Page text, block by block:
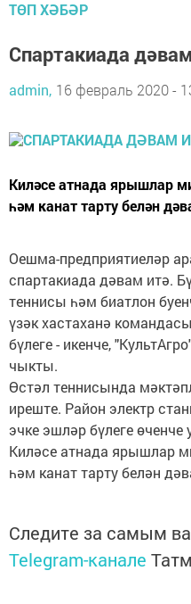
ТӨП ХӘБӘР
Спартакиада
admin, 16 февраль 2020 -
Киләсе атнада ярышлар
һәм канат тарту белән
Оешма-предприятиеләр
спартакиада дәвам итә.
теннисы һәм биатлон
үзәк хастаханә
бүлеге - икенче,
чыкты.
Өстәл теннисында
иреште. Район электр
эчке эшләр бүлеге
Киләсе атнада ярышлар
һәм канат тарту белән
Следите за самым
Telegram-канале